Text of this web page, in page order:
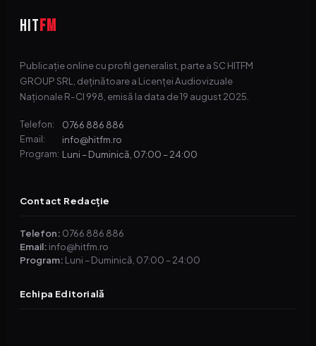
HITFM
Publicație online cu profil generalist, parte a SC HITFM
GROUP SRL, deținătoare a Licenței Audiovizuale
Naționale R-CI 998, emisă la data de 19 august 2025.
Telefon: 0766 886 886
Email: info@hitfm.ro
Program: Luni – Duminică, 07:00 – 24:00
Contact Redacție
Telefon: 0766 886 886
Email: info@hitfm.ro
Program: Luni – Duminică, 07:00 – 24:00
Echipa Editorială